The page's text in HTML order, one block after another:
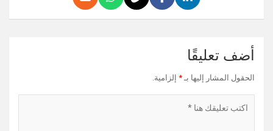
أضف تعليقًا
الحقول المشار إليها بـ * إلزامية.